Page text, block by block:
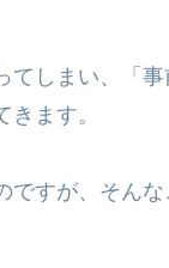
しまい、「
ます。
すが、そん